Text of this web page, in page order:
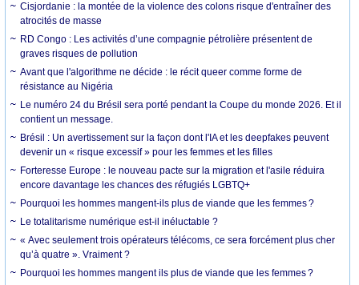
Cisjordanie : la montée de la violence des colons risque d'entraîner des
atrocités de masse
RD Congo : Les activités d’une compagnie pétrolière présentent de
graves risques de pollution
Avant que l'algorithme ne décide : le récit queer comme forme de
résistance au Nigéria
Le numéro 24 du Brésil sera porté pendant la Coupe du monde 2026. Et il
contient un message.
Brésil : Un avertissement sur la façon dont l'IA et les deepfakes peuvent
devenir un « risque excessif » pour les femmes et les filles
Forteresse Europe : le nouveau pacte sur la migration et l'asile réduira
encore davantage les chances des réfugiés LGBTQ+
Pourquoi les hommes mangent-ils plus de viande que les femmes ?
Le totalitarisme numérique est-il inéluctable ?
« Avec seulement trois opérateurs télécoms, ce sera forcément plus cher
qu’à quatre ». Vraiment ?
Pourquoi les hommes mangent ils plus de viande que les femmes ?